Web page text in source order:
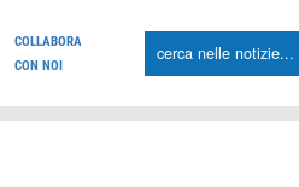
COLLABORA
CON NOI